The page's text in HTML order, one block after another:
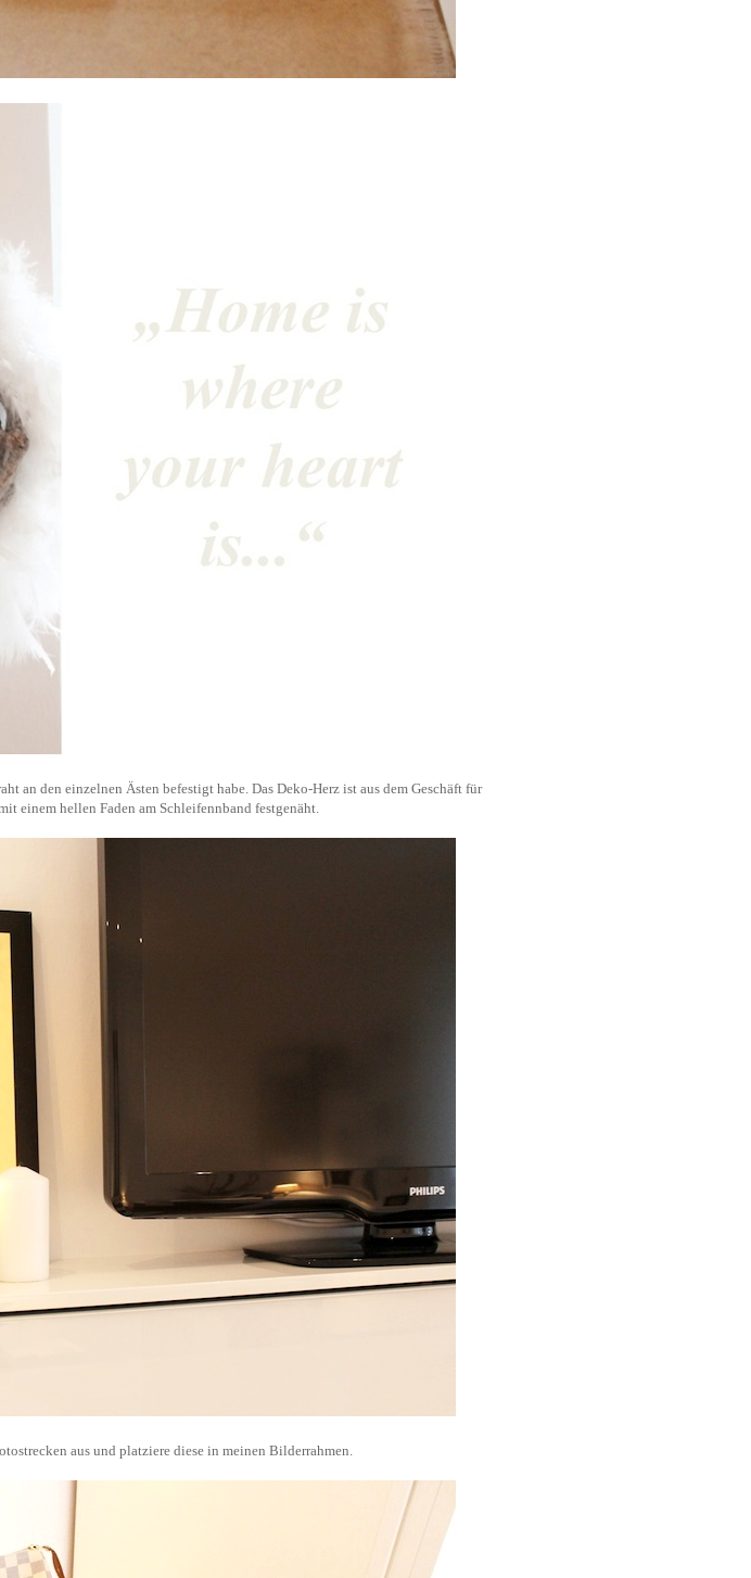
an den einzelnen Ästen befestigt habe. Das Deko-Herz ist aus dem Geschäft für
einem hellen Faden am Schleifennband festgenäht.
aus und platziere diese in meinen Bilderrahmen.